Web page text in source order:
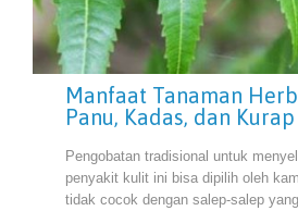
Manfaat Tanaman
Panu, Kadas, dan Kurap
Pengobatan tradisional untuk
penyakit kulit ini bisa dipilih oleh
tidak cocok dengan salep-salep